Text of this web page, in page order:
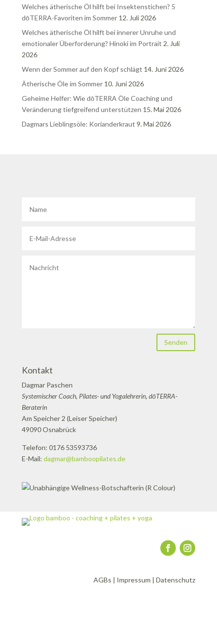
Welches ätherische Öl hilft bei Insektenstichen? 5
dōTERRA-Favoriten im Sommer 12. Juli 2026
Welches ätherische Öl hilft bei innerer Unruhe und
emotionaler Überforderung? Hinoki im Portrait 2. Juli
2026
Wenn der Sommer auf den Kopf schlägt 14. Juni 2026
Ätherische Öle im Sommer 10. Juni 2026
Geheime Helfer: Wie dōTERRA Öle Coaching und
Veränderung tiefgreifend unterstützen 15. Mai 2026
Dagmars Lieblingsöle: Korianderkraut 9. Mai 2026
Senden
Kontakt
Dagmar Paschen
Systemischer Coach, Pilates- und Yogalehrerin, dōTERRA-
Beraterin
Am Speicher 2 (Leiser Speicher)
49090 Osnabrück
Telefon: 0176 53593736
E-Mail: dagmar@bamboopilates.de
AGBs | Impressum |Datenschutz